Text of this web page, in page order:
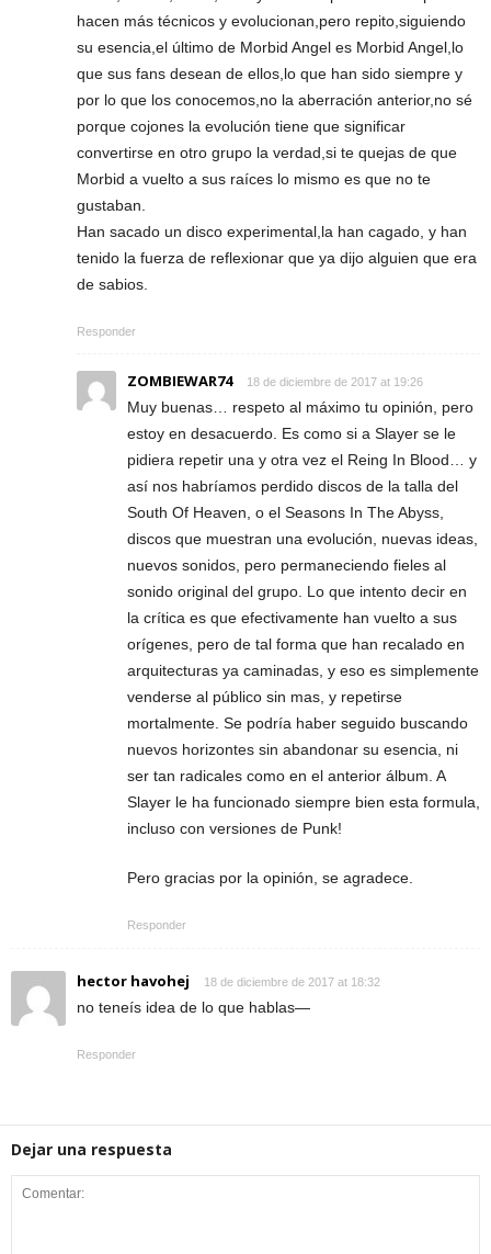
hacen más técnicos y evolucionan,pero repito,siguiendo
su esencia,el último de Morbid Angel es Morbid Angel,lo
que sus fans desean de ellos,lo que han sido siempre y
por lo que los conocemos,no la aberración anterior,no sé
porque cojones la evolución tiene que significar
convertirse en otro grupo la verdad,si te quejas de que
Morbid a vuelto a sus raíces lo mismo es que no te
gustaban.
Han sacado un disco experimental,la han cagado, y han
tenido la fuerza de reflexionar que ya dijo alguien que era
de sabios.
Responder
ZOMBIEWAR74 18 de diciembre de 2017 at 19:26
Muy buenas… respeto al máximo tu opinión, pero
estoy en desacuerdo. Es como si a Slayer se le
pidiera repetir una y otra vez el Reing In Blood… y
así nos habríamos perdido discos de la talla del
South Of Heaven, o el Seasons In The Abyss,
discos que muestran una evolución, nuevas ideas,
nuevos sonidos, pero permaneciendo fieles al
sonido original del grupo. Lo que intento decir en
la crítica es que efectivamente han vuelto a sus
orígenes, pero de tal forma que han recalado en
arquitecturas ya caminadas, y eso es simplemente
venderse al público sin mas, y repetirse
mortalmente. Se podría haber seguido buscando
nuevos horizontes sin abandonar su esencia, ni
ser tan radicales como en el anterior álbum. A
Slayer le ha funcionado siempre bien esta formula,
incluso con versiones de Punk!
Pero gracias por la opinión, se agradece.
Responder
hector havohej 18 de diciembre de 2017 at 18:32
no teneís idea de lo que hablas—
Responder
Dejar una respuesta